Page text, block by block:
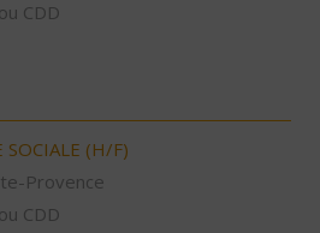
CDD
SOCIALE (H/F)
Provence
CDD